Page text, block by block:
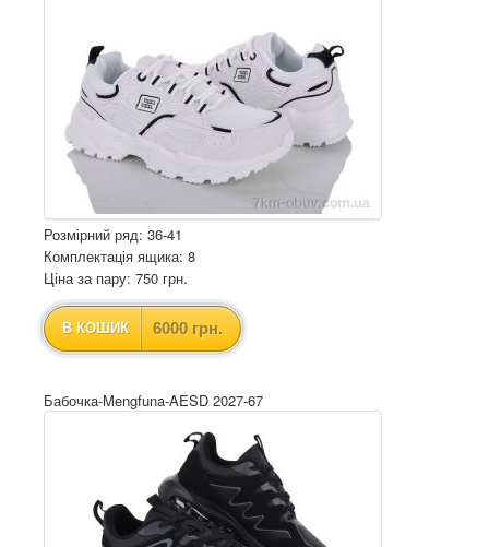
Розмірний ряд: 36-41
Комплектація ящика: 8
Ціна за пару: 750 грн.
В КОШИК 6000 грн.
Бабочка-Mengfuna-AESD 2027-67